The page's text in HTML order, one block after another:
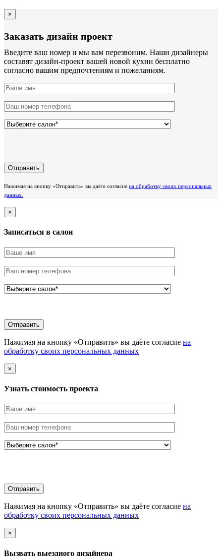
×
Заказать дизайн проект
Введите ваш номер и мы вам перезвоним. Наши дизайнеры
составят дизайн-проект вашей новой кухни бесплатно
согласно вашим предпочтениям и пожеланиям.
Нажимая на кнопку «Отправить» вы даёте согласие на обработку своих персональных
данных.
×
Записаться в салон
Нажимая на кнопку «Отправить» вы даёте согласие на
обработку своих персональных данных
×
Узнать стоимоcть проекта
Нажимая на кнопку «Отправить» вы даёте согласие на
обработку своих персональных данных
×
Вызвать выездного дизайнера